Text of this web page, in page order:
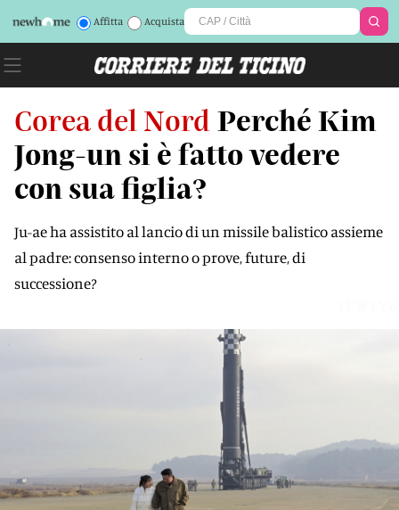
Affitta Acquista
Corea del Nord Perché Kim
Jong-un si è fatto vedere
con sua figlia?
Ju-ae ha assistito al lancio di un missile balistico assieme
al padre: consenso interno o prove, future, di
successione?